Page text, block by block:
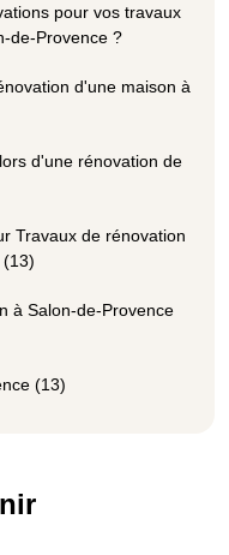
pour vos travaux
de-Provence ?
d'une maison à
d'une rénovation de
Travaux de rénovation
à Salon-de-Provence
(13)